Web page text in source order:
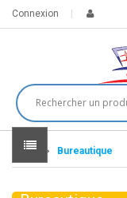
Connexion
Home Bureautique